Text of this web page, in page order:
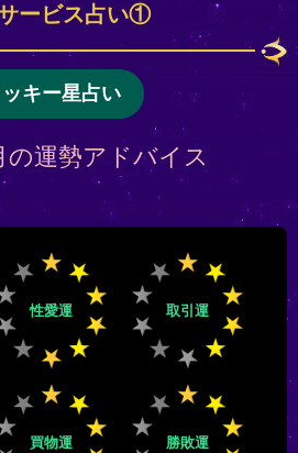
ービス占い①
ッキー星占い
の運勢アドバイス
性愛運 取引運
買物運 勝敗運